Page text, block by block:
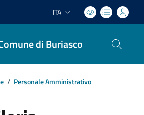
Lingua attiva:
ITA
di Buriasco
/ Personale Amministrativo